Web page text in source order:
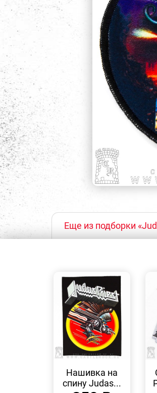
Еще из подборки
Нашивка на
спину Judas...